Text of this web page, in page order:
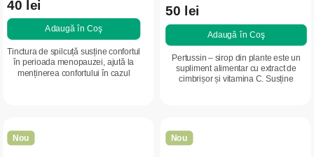
40 lei
Adaugă în Coş
Tinctura de spilcuță susține confortul
în perioada menopauzei, ajută la
menținerea confortului în cazul
50 lei
Adaugă în Coş
Pertussin – sirop din plante este un
supliment alimentar cu extract de
cimbrișor și vitamina C. Susține
Nou Nou